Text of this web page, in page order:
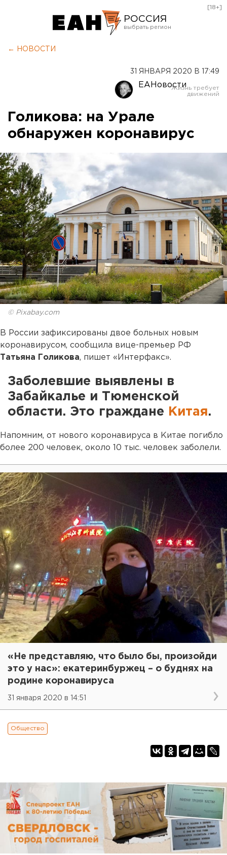
РОССИЯ
Оренбург
[18+]
← НОВОСТИ
31 ЯНВАРЯ 2020 В 17:49
ЕАНовости
Голикова: на Урале
обнаружен коронавирус
© Pixabay.com
В России зафиксированы двое больных новым
коронавирусом, сообщила вице-премьер РФ
Татьяна Голикова, пишет «Интерфакс».
Заболевшие выявлены в
Забайкалье и Тюменской
области. Это граждане
Китая.
Напомним, от нового коронавируса в Китае погибло
более 200 человек, около 10 тыс. человек заболели.
«Не представляю, что было бы, произойди
это у нас»: екатеринбуржец – о буднях на
родине коронавируса
31 января 2020 в 14:51
Общество